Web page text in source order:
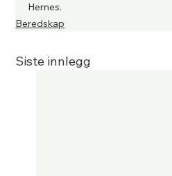
Hernes.
Beredskap
Siste innlegg